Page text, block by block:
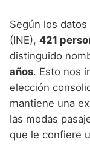
Según los
(INE), 421
distinguido
años. Esto nos
elección
mantiene una
las modas
que le confiere